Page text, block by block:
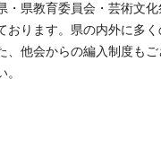
・県教育委員会・芸術文
おります。県の内外に多く
、他会からの編入制度もご